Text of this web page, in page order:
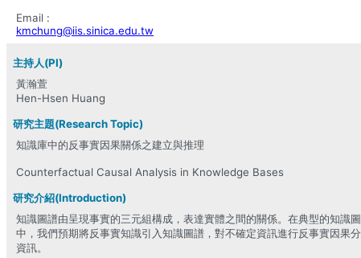
Email :
kmchung@iis.sinica.edu.tw
主持人(PI)
黃瀚萱
Hen-Hsen Huang
研究主題(Research Topic)
知識庫中的反事實因果關係之建立與推理
Counterfactual Causal Analysis in Knowledge Bases
研究介紹(Introduction)
知識圖譜由呈現事實的三元組構成，表達實體之間的關係。在典型的知識
中，我們預期將反事實知識引入知識圖譜，對不確定資訊進行反事實因果
資訊。